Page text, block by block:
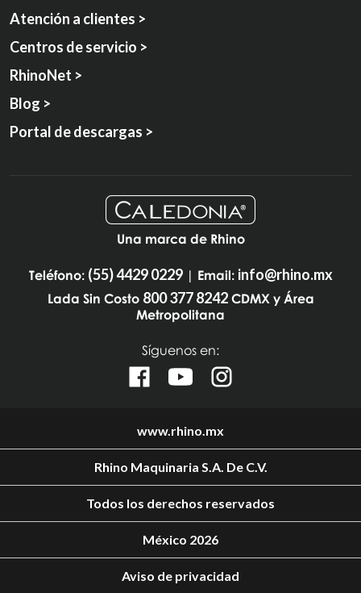
Atención a clientes >
Centros de servicio >
RhinoNet >
Blog >
Portal de descargas >
Una marca de Rhino
Teléfono: (55) 4429 0229| Email: info@rhino.mx
Lada Sin Costo 800 377 8242CDMX y Área
Metropolitana
Síguenos en:
www.rhino.mx
Rhino Maquinaria S.A. De C.V.
Todos los derechos reservados
México 2026
Aviso de privacidad